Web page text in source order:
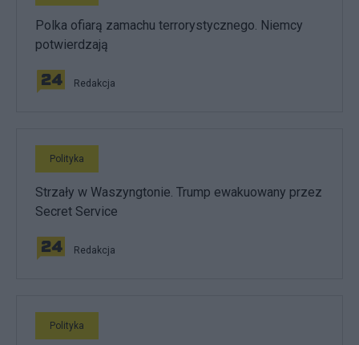
Polka ofiarą zamachu terrorystycznego. Niemcy
potwierdzają
Redakcja
Polityka
Strzały w Waszyngtonie. Trump ewakuowany przez
Secret Service
Redakcja
Polityka